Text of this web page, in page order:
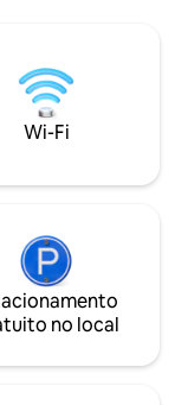
maravilhosa para
a família, amigos
Conveniente
longa duração
redor do
Wi-Fi
no local